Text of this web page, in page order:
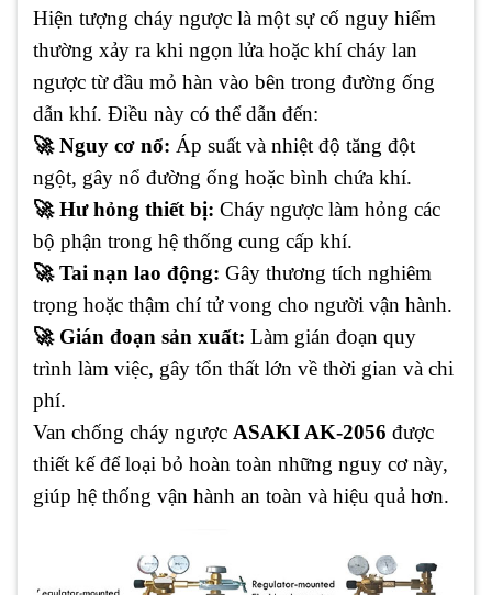
Hiện tượng cháy ngược là một sự cố nguy hiểm
thường xảy ra khi ngọn lửa hoặc khí cháy lan
ngược từ đầu mỏ hàn vào bên trong đường ống
dẫn khí. Điều này có thể dẫn đến:
🚀Nguy cơ nổ: Áp suất và nhiệt độ tăng đột
ngột, gây nổ đường ống hoặc bình chứa khí.
🚀Hư hỏng thiết bị: Cháy ngược làm hỏng các
bộ phận trong hệ thống cung cấp khí.
🚀Tai nạn lao động: Gây thương tích nghiêm
trọng hoặc thậm chí tử vong cho người vận hành.
🚀 Gián đoạn sản xuất: Làm gián đoạn quy
trình làm việc, gây tổn thất lớn về thời gian và chi
phí.
Van chống cháy ngược ASAKI AK-2056 được
thiết kế để loại bỏ hoàn toàn những nguy cơ này,
giúp hệ thống vận hành an toàn và hiệu quả hơn.